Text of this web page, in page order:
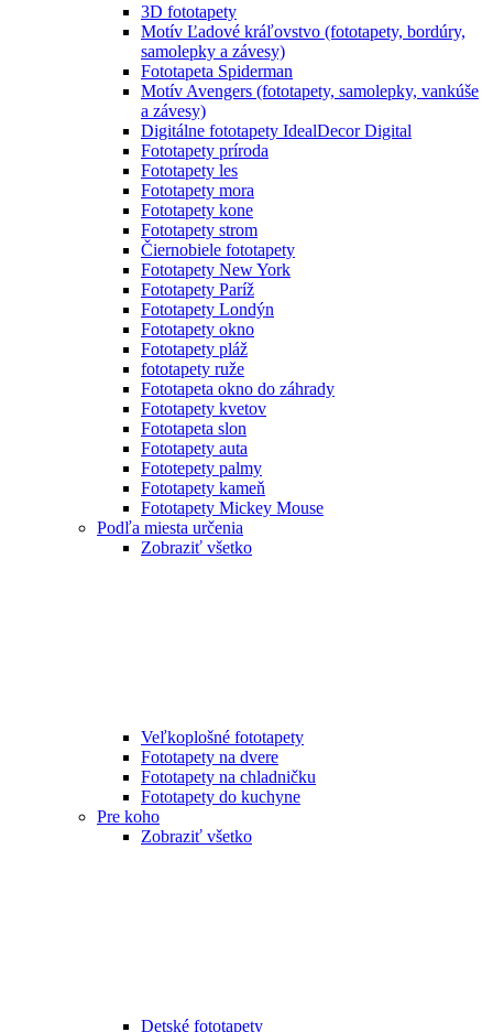
3D fototapety
Motív Ľadové kráľovstvo (fototapety, bordúry,
samolepky a závesy)
Fototapeta Spiderman
Motív Avengers (fototapety, samolepky, vankúše
a závesy)
Digitálne fototapety IdealDecor Digital
Fototapety príroda
Fototapety les
Fototapety mora
Fototapety kone
Fototapety strom
Čiernobiele fototapety
Fototapety New York
Fototapety Paríž
Fototapety Londýn
Fototapety okno
Fototapety pláž
fototapety ruže
Fototapeta okno do záhrady
Fototapety kvetov
Fototapeta slon
Fototapety auta
Fototepety palmy
Fototapety kameň
Fototapety Mickey Mouse
Podľa miesta určenia
Zobraziť všetko
Veľkoplošné fototapety
Fototapety na dvere
Fototapety na chladničku
Fototapety do kuchyne
Pre koho
Zobraziť všetko
Detské fototapety